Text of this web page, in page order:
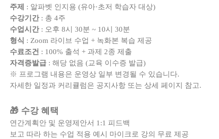
주제
: 알파벳 인지용 (유아·초저 학습자 대상)
수강기간: 총 4주
수업시간: 오후 8시 30분 ~ 10시 30분
형식 : Zoom 라이브 수업 + 녹화본 복습 제공
수료조건 : 100% 출석 + 과제 2종 제출
자격증발급 : 해당 없음 (교육 이수증 발급)
※ 프로그램 내용은 운영상 일부 변경될 수 있습니다.
자세한 일정과 커리큘럼은 공지사항 또는 상세 페이지 참고.
🎁 수강 혜택
연간계획안 및 운영제안서 1:1 피드백
보고 따라 하는 수업 적용 예시 마이크로 강의 무료 제공